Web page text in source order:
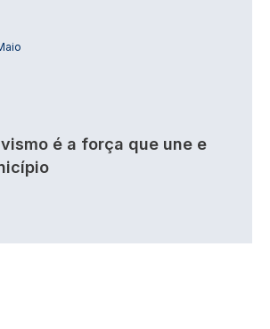
é a força que une e